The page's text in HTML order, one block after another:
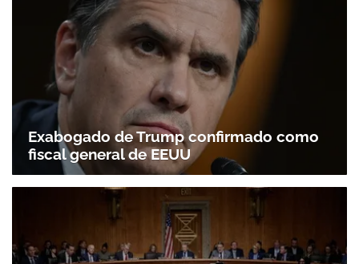
Exabogado de Trump confirmado como
fiscal general de EEUU